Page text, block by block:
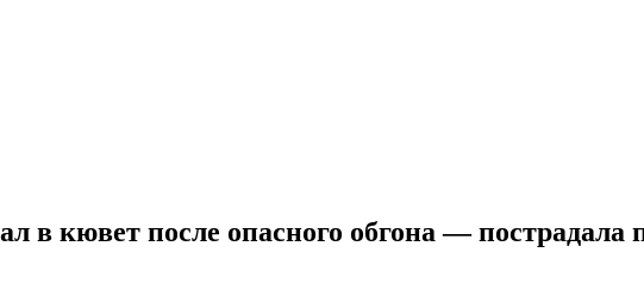
в кювет после опасного обгона — пострадала